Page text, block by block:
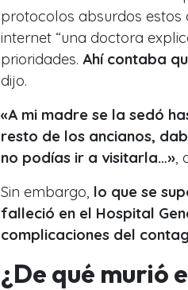
protocolos absurdos estos
internet “una doctora
prioridades. Ahí contaba
dijo.
«A mi madre se la sedó
resto de los ancianos,
no podías ir a visitarla…»
Sin embargo, lo que se
falleció en el Hospital
complicaciones del
¿De qué murió